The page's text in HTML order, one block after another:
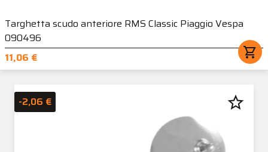
Targhetta scudo anteriore RMS Classic Piaggio Vespa
090496
11,06 €
shopping_cart
-2,06 € star_border